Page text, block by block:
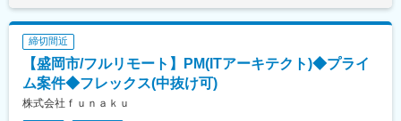
■企業の本当の価値・ありたい姿の明確化
コーチングを用いたアプローチで、社員自身が企業の本当の価
値・ありたい姿を考えることで、社員の進む方向性を合わせま
す。
考を通じて上下する可能性があります。月給(月額)は固定手当を含
めた表記です。
締切間近
【盛岡市/フルリモート】PM(ITアーキテクト)◆プライ
ム案件◆フレックス(中抜け可)
株式会社ｆｕｎａｋｕ